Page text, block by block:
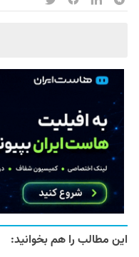
این مطالب را هم بخوانید: